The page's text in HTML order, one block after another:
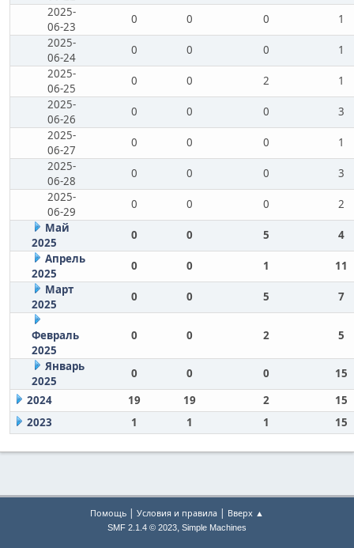
2025-
06-23
0 0 0
1
2025-
06-24
0 0 0
1
2025-
06-25
0 0 2
1
2025-
06-26
0 0 0
3
2025-
06-27
0 0 0
1
2025-
06-28
0 0 0
3
2025-
06-29
0 0 0
2
Май
2025
0 0 5
4
Апрель
2025
0 0 1
11
Март
2025
0 0 5 7
Февраль
2025
0 0 2 5
Январь
2025
0 0 0
15
2024
19 19 2
15
2023
1 1 1 15
Помощь | Условия и правила | Вверх ▲
SMF 2.1.4 © 2023, Simple Machines